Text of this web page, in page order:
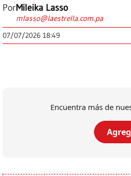
PorMileika Lasso
mlasso@laestrella.com.pa
07/07/2026 18:49
Encuentra más de